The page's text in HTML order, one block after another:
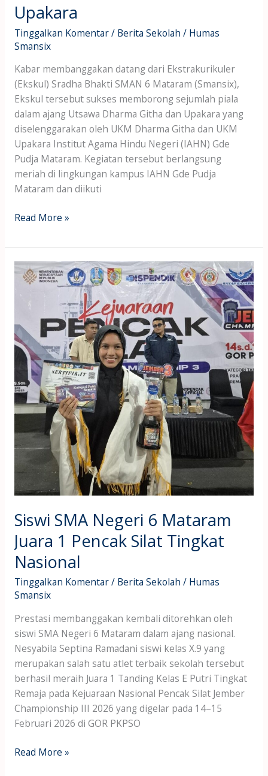
Upakara
Tinggalkan Komentar/ Berita Sekolah / Humas
Smansix
Kabar membanggakan datang dari Ekstrakurikuler
(Ekskul) Sradha Bhakti SMAN 6 Mataram (Smansix),
Ekskul tersebut sukses memborong sejumlah piala
dalam ajang Utsawa Dharma Githa dan Upakara yang
diselenggarakan oleh UKM Dharma Githa dan UKM
Upakara Institut Agama Hindu Negeri (IAHN) Gde
Pudja Mataram. Kegiatan tersebut berlangsung
meriah di lingkungan kampus IAHN Gde Pudja
Mataram dan diikuti
Read More »
Siswi SMA Negeri 6 Mataram
Juara 1 Pencak Silat Tingkat
Nasional
Tinggalkan Komentar/ Berita Sekolah / Humas
Smansix
Prestasi membanggakan kembali ditorehkan oleh
siswi SMA Negeri 6 Mataram dalam ajang nasional.
Nesyabila Septina Ramadani siswi kelas X.9 yang
merupakan salah satu atlet terbaik sekolah tersebut
berhasil meraih Juara 1 Tanding Kelas E Putri Tingkat
Remaja pada Kejuaraan Nasional Pencak Silat Jember
Championship III 2026 yang digelar pada 14–15
Februari 2026 di GOR PKPSO
Siswi
SMA
Mataram
Juara
Pencak
Silat
Tingkat
Nasional
Read More »